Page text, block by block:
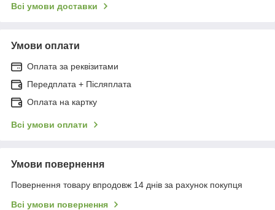
Всі умови доставки
Умови оплати
Оплата за реквізитами
Передплата + Післяплата
Оплата на картку
Всі умови оплати
Умови повернення
Повернення товару впродовж 14 днів за рахунок покупця
Всі умови повернення